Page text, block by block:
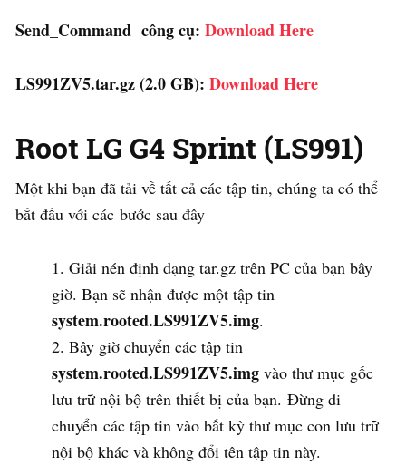
Send_Command công cụ: Download Here
LS991ZV5.tar.gz (2.0 GB): Download Here
Root LG G4 Sprint (LS991)
Một khi bạn đã tải về tất cả các tập tin, chúng ta có thể
bắt đầu với các bước sau đây
Giải nén định dạng tar.gz trên PC của bạn bây
giờ. Bạn sẽ nhận được một tập tin
system.rooted.LS991ZV5.img.
Bây giờ chuyển các tập tin
system.rooted.LS991ZV5.img vào thư mục gốc
lưu trữ nội bộ trên thiết bị của bạn. Đừng di
chuyển các tập tin vào bất kỳ thư mục con lưu trữ
nội bộ khác và không đổi tên tập tin này.